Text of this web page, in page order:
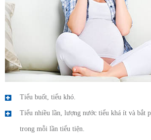
Tiểu buốt, tiểu khó.
Tiểu nhiều lần, lượng nước tiểu khá ít và bắt
trong mỗi lần tiểu tiện.